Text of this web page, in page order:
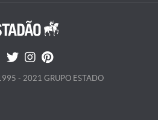
- 2021 GRUPO ESTADO